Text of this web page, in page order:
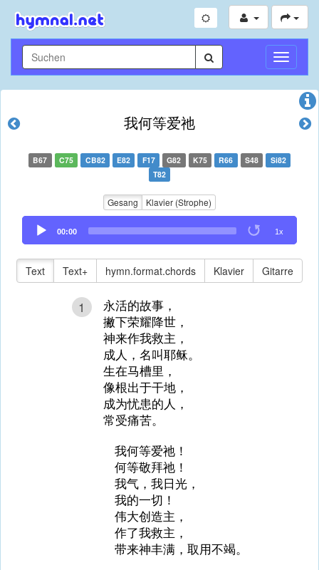
我何等爱祂
B67 C75 CB82 E82 F17 G82 K75 R66 S48
Si82
T82
Gesang Klavier (Strophe)
Audio
Player
00:00 1x
Text Text+ hymn.format.chords Klavier Gitarre
1
永活的故事，
撇下荣耀降世，
神来作我救主，
成人，名叫耶稣。
生在马槽里，
像根出于干地，
成为忧患的人，
常受痛苦。
我何等爱祂！
何等敬拜祂！
我气，我日光，
我的一切！
伟大创造主，
作了我救主，
带来神丰满，取用不竭。